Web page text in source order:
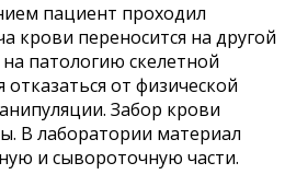
пациент проходил
крови переносится на другой
патологию скелетной
от физической
Забор крови
В лаборатории материал
и сывороточную части.